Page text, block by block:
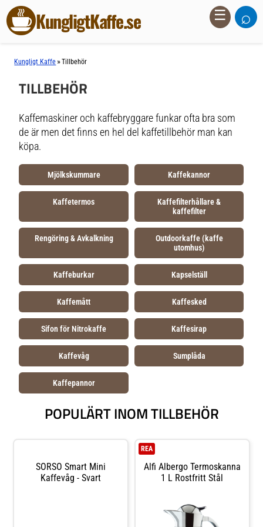
KungligtKaffe.se ☰ ⌕
Kungligt Kaffe »Tillbehör
TILLBEHÖR
Kaffemaskiner och kaffebryggare funkar ofta bra som
de är men det finns en hel del kaffetillbehör man kan
köpa.
Mjölkskummare Kaffekannor
Kaffetermos
Kaffefilterhållare &
kaffefilter
Rengöring & Avkalkning
Outdoorkaffe (kaffe
utomhus)
Kaffeburkar Kapselställ
Kaffemått Kaffesked
Sifon för Nitrokaffe Kaffesirap
Kaffevåg Sumplåda
Kaffepannor
POPULÄRT INOM TILLBEHÖR
SORSO Smart Mini
Kaffevåg - Svart
Alfi Albergo Termoskanna
1 L Rostfritt Stål
REA